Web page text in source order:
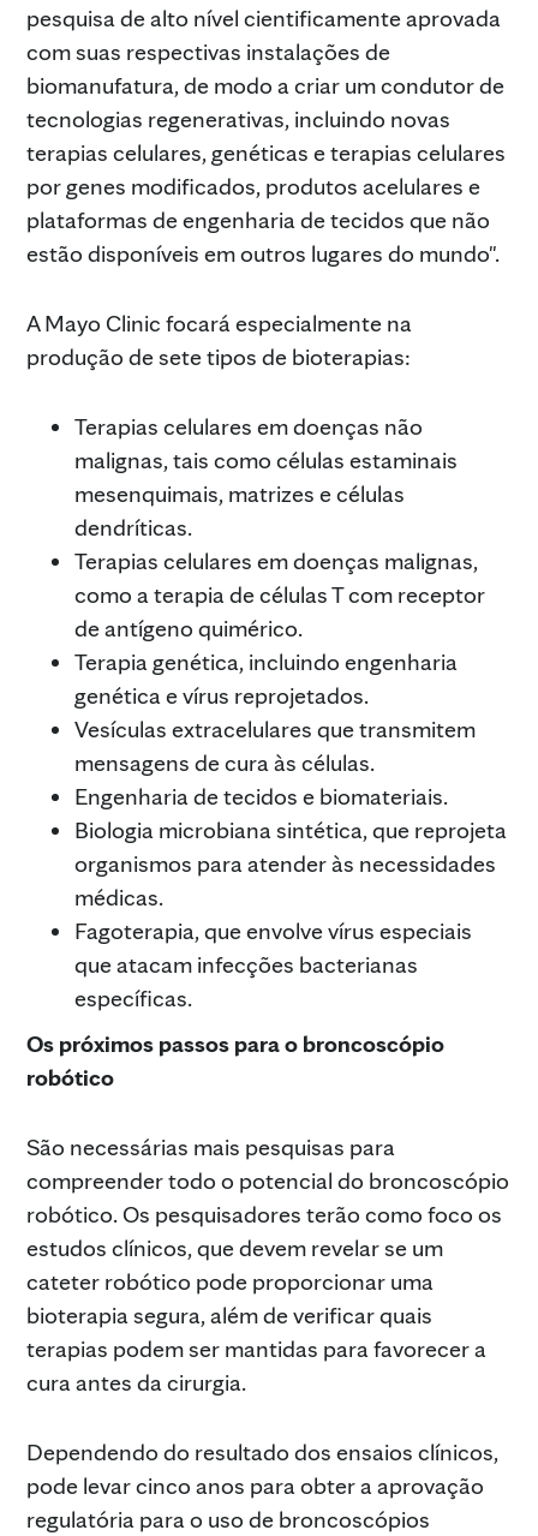
pesquisa de alto nível cientificamente aprovada
com suas respectivas instalações de
biomanufatura, de modo a criar um condutor de
tecnologias regenerativas, incluindo novas
terapias celulares, genéticas e terapias celulares
por genes modificados, produtos acelulares e
plataformas de engenharia de tecidos que não
estão disponíveis em outros lugares do mundo".
A Mayo Clinic focará especialmente na
produção de sete tipos de bioterapias:
Terapias celulares em doenças não
malignas, tais como células estaminais
mesenquimais, matrizes e células
dendríticas.
Terapias celulares em doenças malignas,
como a terapia de células T com receptor
de antígeno quimérico.
Terapia genética, incluindo engenharia
genética e vírus reprojetados.
Vesículas extracelulares que transmitem
mensagens de cura às células.
Engenharia de tecidos e biomateriais.
Biologia microbiana sintética, que reprojeta
organismos para atender às necessidades
médicas.
Fagoterapia, que envolve vírus especiais
que atacam infecções bacterianas
específicas.
Os próximos passos para o broncoscópio
robótico
São necessárias mais pesquisas para
compreender todo o potencial do broncoscópio
robótico. Os pesquisadores terão como foco os
estudos clínicos, que devem revelar se um
cateter robótico pode proporcionar uma
bioterapia segura, além de verificar quais
terapias podem ser mantidas para favorecer a
cura antes da cirurgia.
Dependendo do resultado dos ensaios clínicos,
pode levar cinco anos para obter a aprovação
regulatória para o uso de broncoscópios